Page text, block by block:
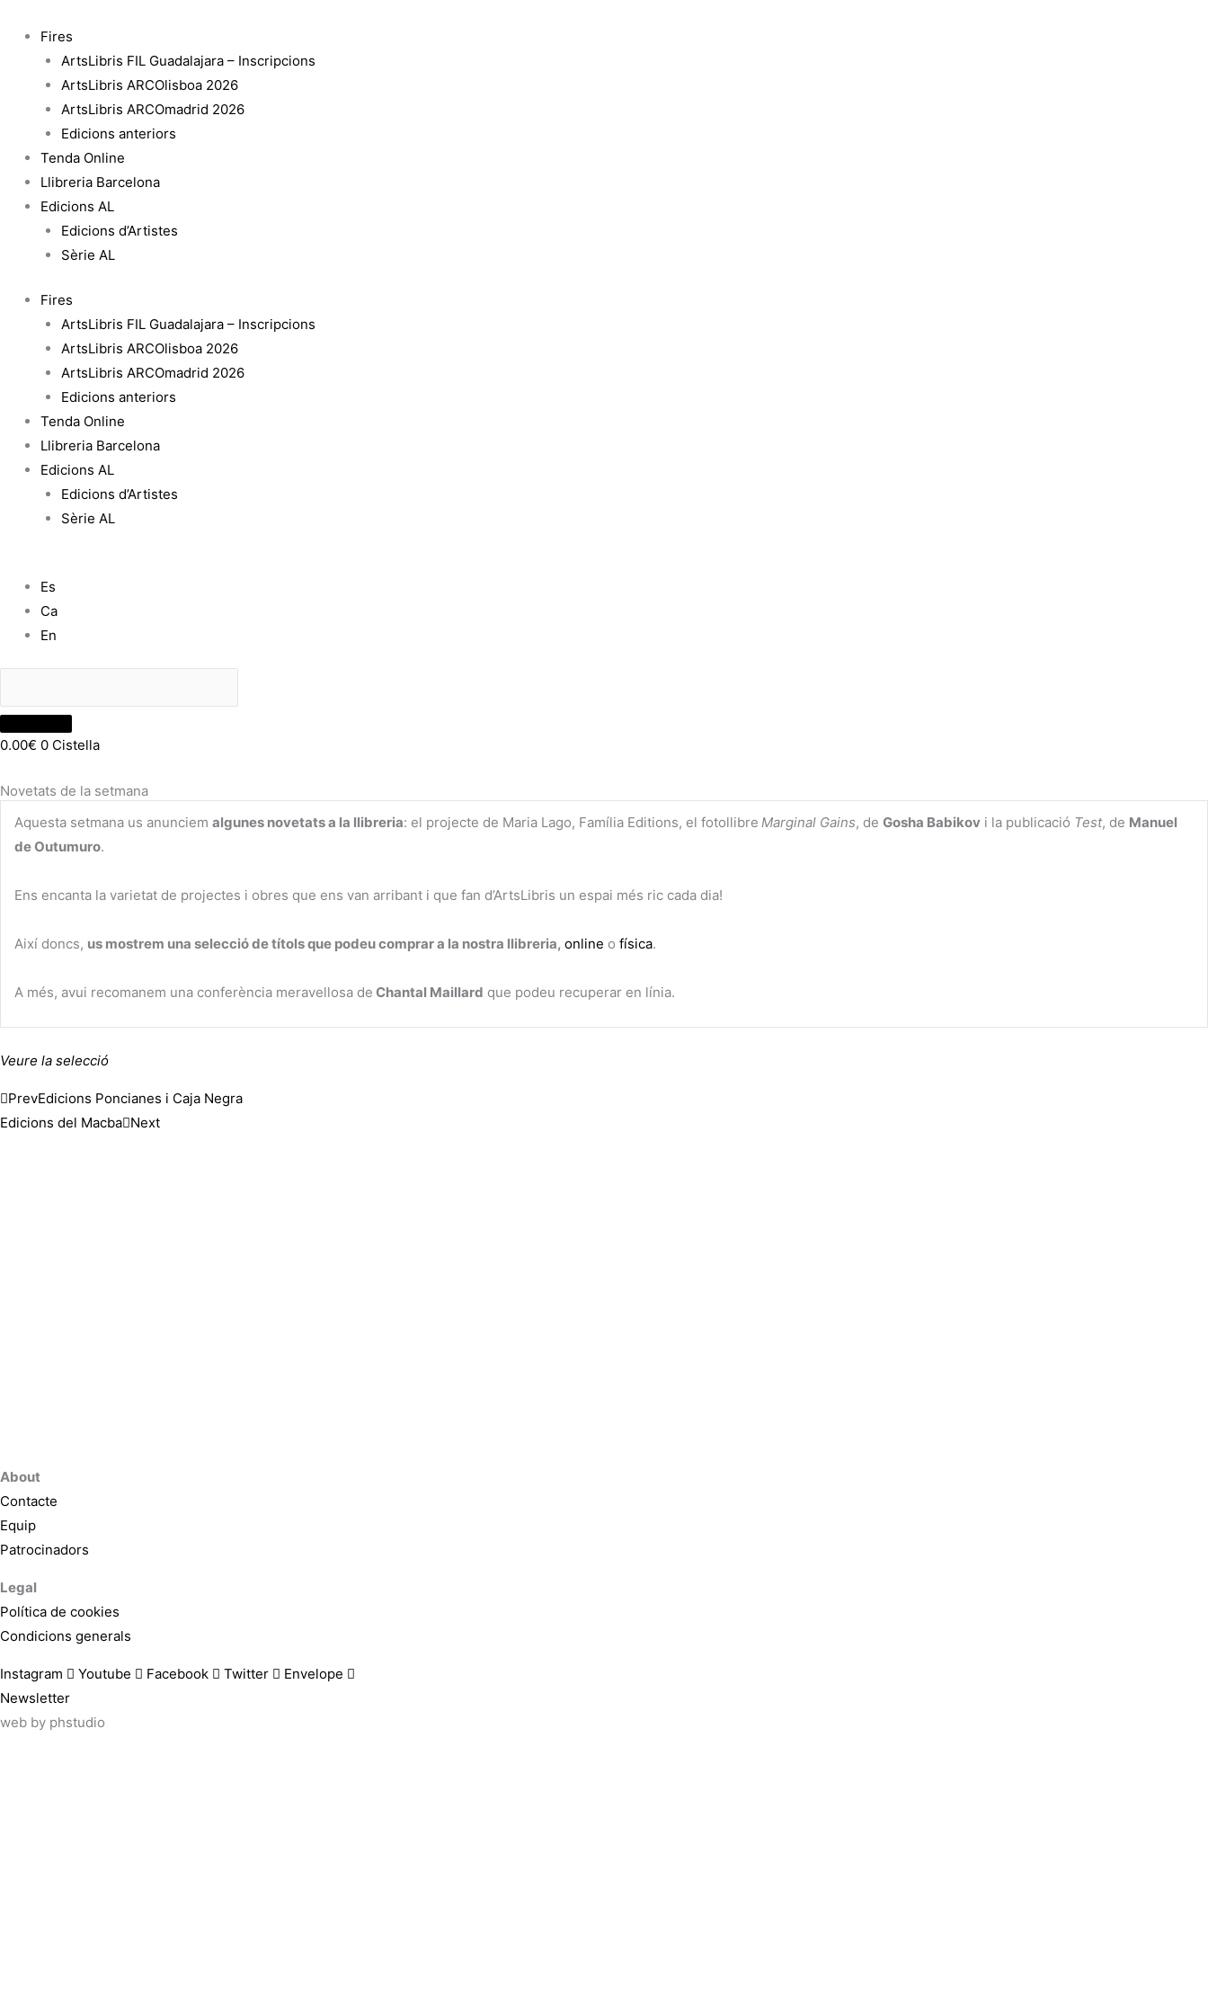
contingut
Fires
ArtsLibris FIL Guadalajara – Inscripcions
ArtsLibris ARCOlisboa 2026
ArtsLibris ARCOmadrid 2026
Edicions anteriors
Tenda Online
Llibreria Barcelona
Edicions AL
Edicions d’Artistes
Sèrie AL
Fires
ArtsLibris FIL Guadalajara – Inscripcions
ArtsLibris ARCOlisboa 2026
ArtsLibris ARCOmadrid 2026
Edicions anteriors
Tenda Online
Llibreria Barcelona
Edicions AL
Edicions d’Artistes
Sèrie AL
Es
Ca
En
0.00€ 0 Cistella
Novetats de la setmana
Aquesta setmana us anunciem algunes novetats a la llibreria: el projecte de Maria Lago, Família Editions, el fotollibre Marginal Gains, de Gosha Babikov i la publicació Test, de Manuel
de Outumuro.
Ens encanta la varietat de projectes i obres que ens van arribant i que fan d’ArtsLibris un espai més ric cada dia!
Així doncs, us mostrem una selecció de títols que podeu comprar a la nostra llibreria, online o física.
A més, avui recomanem una conferència meravellosa de Chantal Maillard que podeu recuperar en línia.
Veure la selecció
PrevEdicions Poncianes i Caja Negra
Edicions del Macba Next
About
Contacte
Equip
Patrocinadors
Legal
Política de cookies
Condicions generals
Instagram Youtube Facebook Twitter
Envelope
Newsletter
web by phstudio